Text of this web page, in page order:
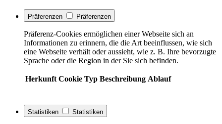
Präferenzen Präferenzen
Präferenz-Cookies ermöglichen einer Webseite sich an
Informationen zu erinnern, die die Art beeinflussen, wie sich
eine Webseite verhält oder aussieht, wie z. B. Ihre bevorzugte
Sprache oder die Region in der Sie sich befinden.
Herkunft Cookie Typ Beschreibung Ablauf
Statistiken Statistiken